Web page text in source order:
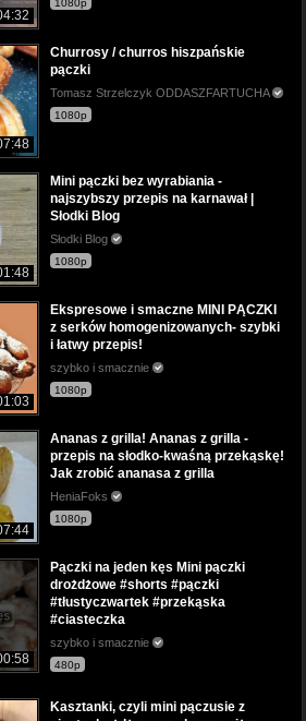
1080p
Churrosy / churros hiszpańskie
pączki
Tomasz Strzelczyk ODDASZFARTUCHA
1080p
Mini pączki bez wyrabiania -
najszybszy przepis na karnawał |
Słodki Blog
Słodki Blog
1080p
Ekspresowe i smaczne MINI PĄCZKI
z serków homogenizowanych- szybki
i łatwy przepis!
szybko i smacznie
1080p
Ananas z grilla! Ananas z grilla -
przepis na słodko-kwaśną przekąskę!
Jak zrobić ananasa z grilla
HeniaFoks
1080p
Pączki na jeden kęs Mini pączki
drożdżowe #shorts #pączki
#tłustyczwartek #przekąska
#ciasteczka
szybko i smacznie
480p
Kasztanki, czyli mini pączusie z